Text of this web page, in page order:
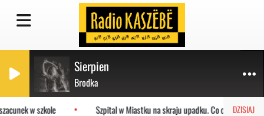
Sierpien
Brodka
DZISIAJ
w szkole Szpital w Miastku na skraju upadku. Co czeka